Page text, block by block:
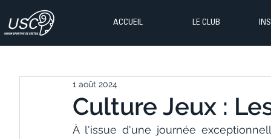
ACCUEIL LE CLUB
Culture Jeux :
1 août 2024
À l'issue d'une journée